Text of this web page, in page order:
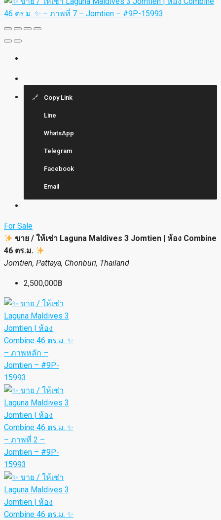
Copy Link
Line
WhatsApp
Telegram
Facebook
Email
For Sale
ขาย / ให้เช่า Laguna Maldives 3 Jomtien | ห้อง Combine
46 ตร.ม.
Jomtien, Pattaya, Chonburi, Thailand
2,500,000฿